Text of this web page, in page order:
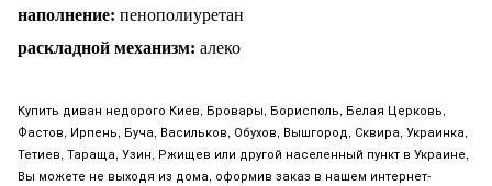
наполнение: пенополиуретан
раскладной механизм: алеко
Купить диван недорого Киев, Бровары, Борисполь, Белая Церковь,
Фастов, Ирпень, Буча, Васильков, Обухов, Вышгород, Сквира, Украинка,
Тетиев, Тараща, Узин, Ржищев или другой населенный пункт в Украине,
Вы можете не выходя из дома, оформив заказ в нашем интернет-